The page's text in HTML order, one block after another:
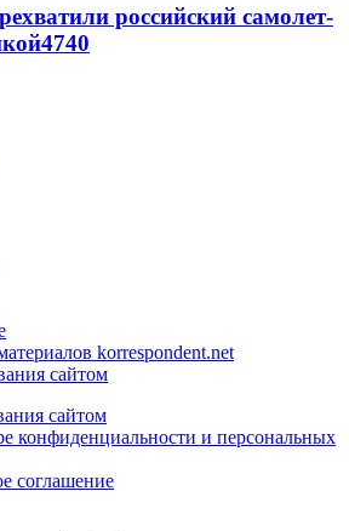
российский самолет-
4740
korrespondent.net
сайтом
сайтом
конфиденциальности и персональных
соглашение